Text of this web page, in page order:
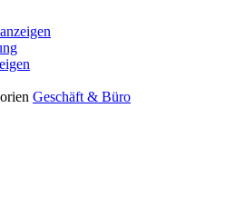
Geschäft & Büro